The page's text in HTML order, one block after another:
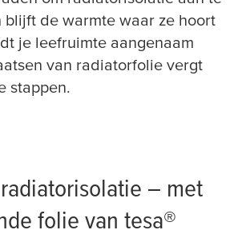
blijft de warmte waar ze hoort
je leefruimte aangenaam
van radiatorfolie vergt
stappen.
– met
folie van tesa®